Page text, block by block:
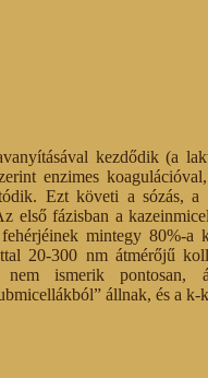
kezdődik (a
enzimes
Ezt követi a sózás,
első fázisban a
mintegy 80%-a
20-300 nm átmérőjű
nem ismerik pontosan,
állnak, és a